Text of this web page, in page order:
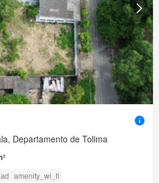
Departamento de Tolima
amenity_wi_fi